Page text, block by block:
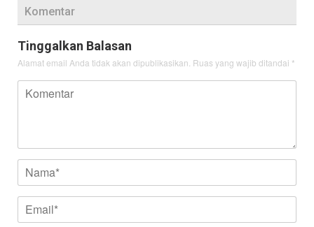
Komentar
Tinggalkan Balasan
Alamat email Anda tidak akan dipublikasikan. Ruas yang wajib ditandai *